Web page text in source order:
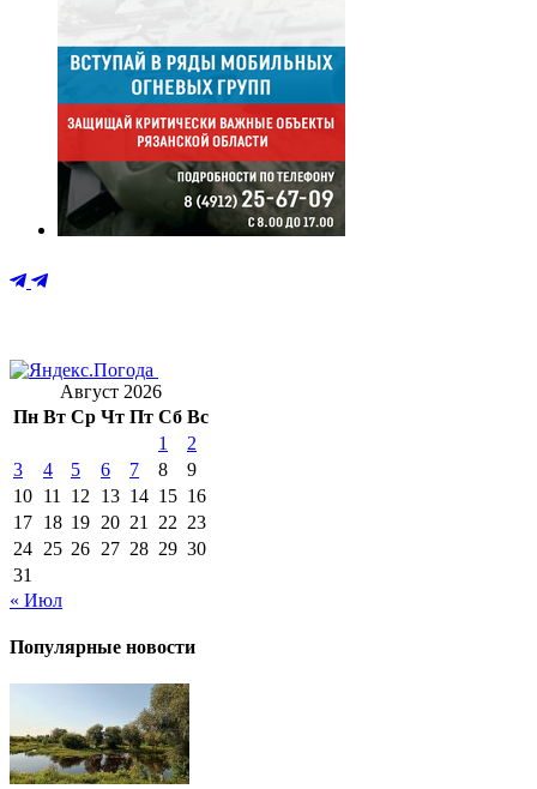
Август 2026
Пн Вт Ср Чт Пт Сб Вс
1
2
3
4 5 6 7 8
9
10 11 12 13 14 15 16
17 18 19 20 21 22 23
24 25 26 27 28 29 30
31
« Июл
Популярные новости